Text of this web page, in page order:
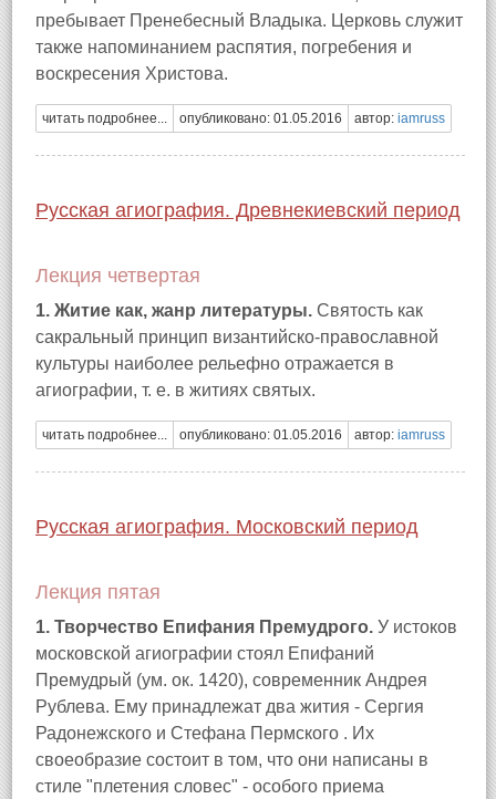
пребывает Пренебесный Владыка. Церковь служит
также напоминанием распятия, погребения и
воскресения Христова.
читать подробнее... опубликовано: 01.05.2016 автор: iamruss
Русская агиография. Древнекиевский период
Лекция четвертая
1. Житие как, жанр литературы. Святость как
сакральный принцип византийско-православной
культуры наиболее рельефно отражается в
агиографии, т. е. в житиях святых.
читать подробнее... опубликовано: 01.05.2016 автор: iamruss
Русская агиография. Московский период
Лекция пятая
1. Творчество Епифания Премудрого. У истоков
московской агиографии стоял Епифаний
Премудрый (ум. ок. 1420), современник Андрея
Рублева. Ему принадлежат два жития - Сергия
Радонежского и Стефана Пермского . Их
своеобразие состоит в том, что они написаны в
стиле "плетения словес" - особого приема